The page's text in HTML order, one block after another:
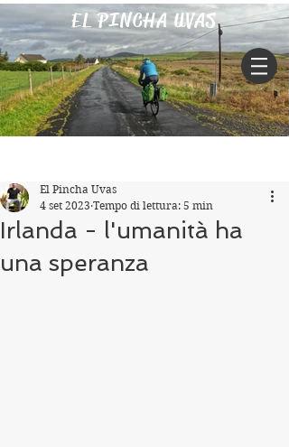
EL PINCHA UVAS
Irlanda - l'umanità ha
una speranza
El Pincha Uvas
4 set 2023 Tempo di lettura: 5 min